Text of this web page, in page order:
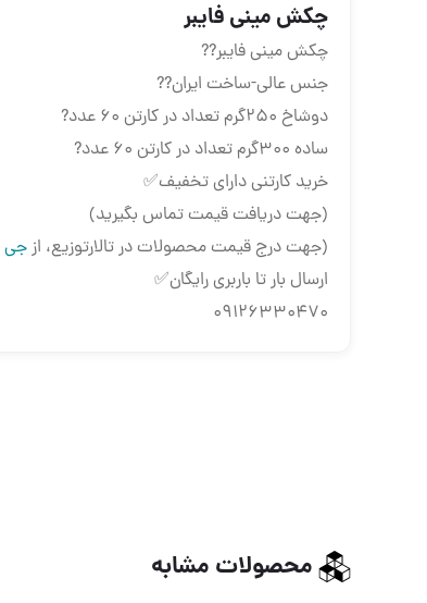
چکش مینی فایبر
چکش مینی فایبر??
جنس عالی-ساخت ایران??
دوشاخ ۲۵۰گرم تعداد در کارتن ۶۰ عدد?
ساده ۳۰۰گرم تعداد در کارتن ۶۰ عدد?
خرید کارتنی دارای تخفیف✅
(جهت دریافت قیمت تماس بگیرید)
(جهت درج قیمت محصولات در تالارتوزیع، ازجی
ارسال بار تا باربری رایگان✅
09126330470
محصولات مشابه